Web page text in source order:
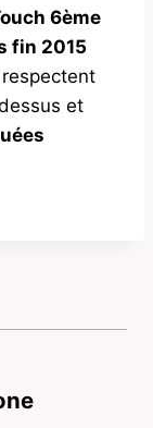
6ème
fin 2015
et